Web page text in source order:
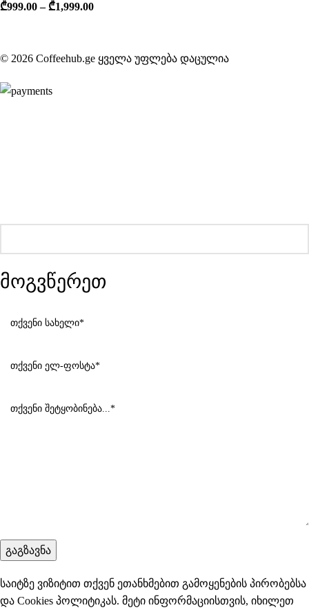
₾999.00 – ₾1,999.00
© 2026 Coffeehub.ge ყველა უფლება დაცულია
მოგვწერეთ
საიტზე ვიზიტით თქვენ ეთანხმებით გამოყენების პირობებსა
და Cookies პოლიტიკას. მეტი ინფორმაციისთვის, იხილეთ